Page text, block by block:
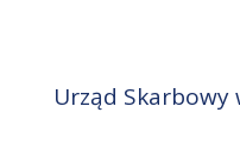
Urząd Skarbowy